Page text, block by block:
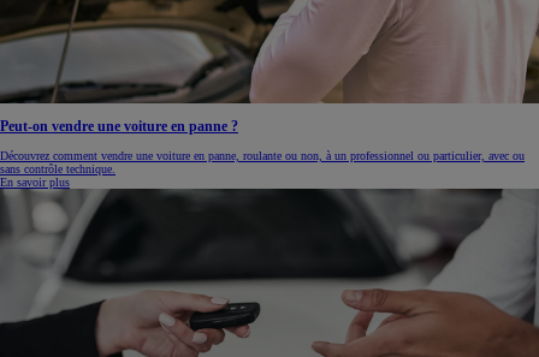
Peut-on vendre une voiture en panne ?
Découvrez comment vendre une voiture en panne, roulante ou non, à un professionnel ou particulier, avec ou
sans contrôle technique.
En savoir plus